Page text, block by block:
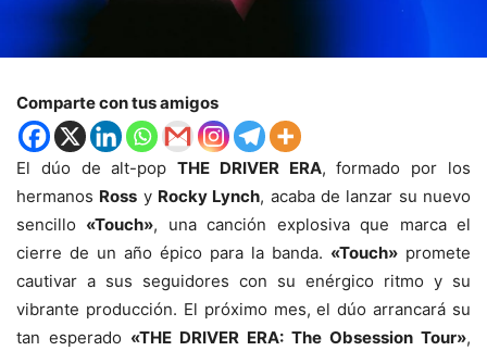
Comparte con tus amigos
El dúo de alt-popTHE DRIVER ERA, formado por los
hermanos Ross y Rocky Lynch, acaba de lanzar su nuevo
sencillo «Touch», una canción explosiva que marca el
cierre de un año épico para la banda. «Touch» promete
cautivar a sus seguidores con su enérgico ritmo y su
vibrante producción. El próximo mes, el dúo arrancará su
tan esperado «THE DRIVER ERA: The Obsession Tour»,